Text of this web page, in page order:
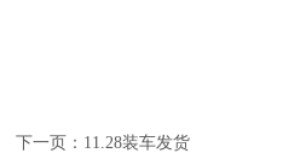
一页： 11.28装车发货